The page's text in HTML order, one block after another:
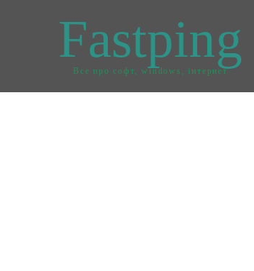
Fastping
Все про софт, windows, інтернет